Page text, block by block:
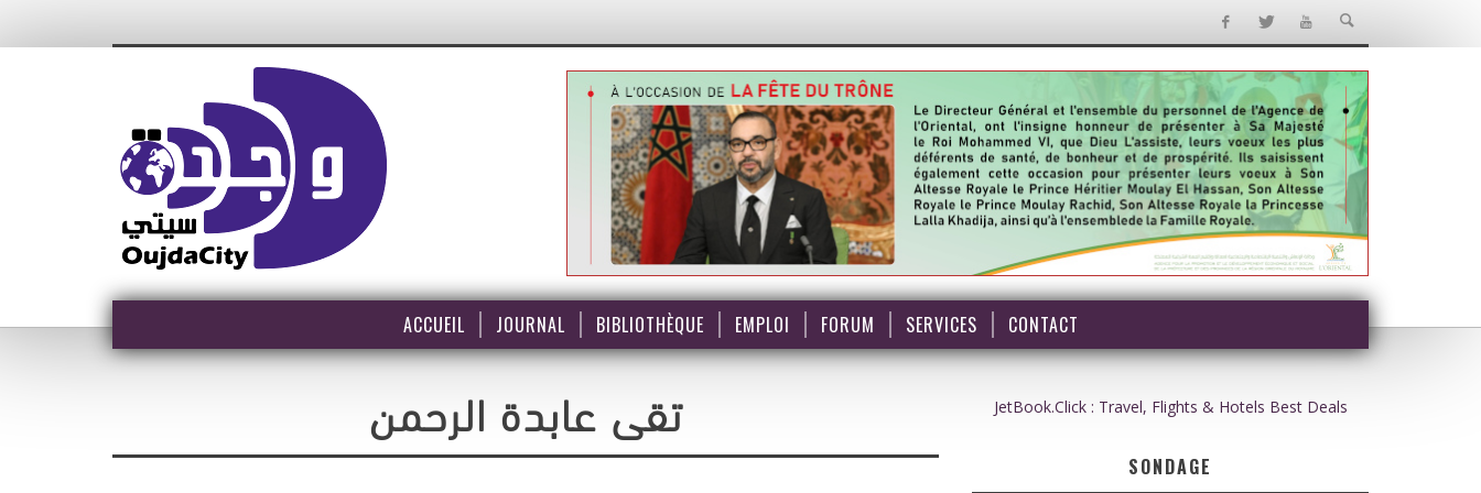
ACCUEIL JOURNAL BIBLIOTHÈQUE EMPLOI FORUM SERVICES CONTACT
تقى عابدة الرحمن JetBook.Click : Travel, Flights & Hotels Best Deals
SONDAGE